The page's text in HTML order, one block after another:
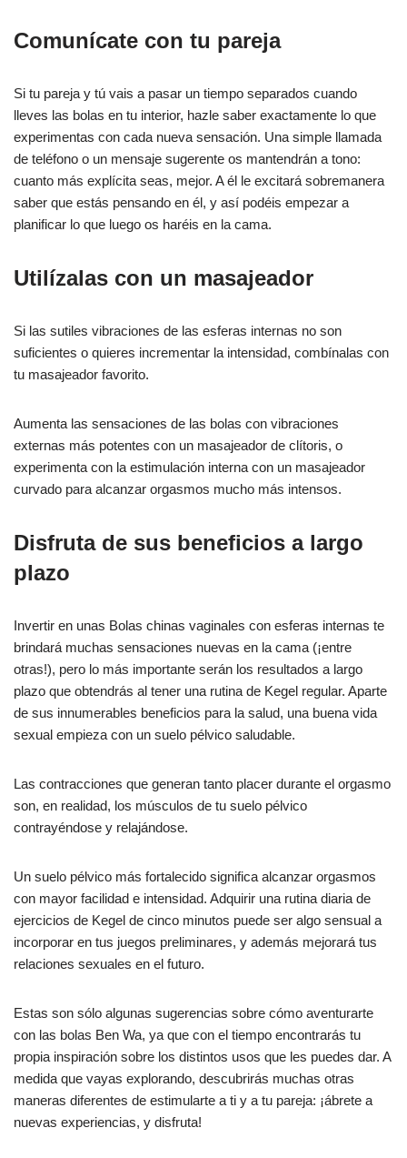
Comunícate con tu pareja
Si tu pareja y tú vais a pasar un tiempo separados cuando
lleves las bolas en tu interior, hazle saber exactamente lo que
experimentas con cada nueva sensación. Una simple llamada
de teléfono o un mensaje sugerente os mantendrán a tono:
cuanto más explícita seas, mejor. A él le excitará sobremanera
saber que estás pensando en él, y así podéis empezar a
planificar lo que luego os haréis en la cama.
Utilízalas con un masajeador
Si las sutiles vibraciones de las esferas internas no son
suficientes o quieres incrementar la intensidad, combínalas con
tu masajeador favorito.
Aumenta las sensaciones de las bolas con vibraciones
externas más potentes con un masajeador de clítoris, o
experimenta con la estimulación interna con un masajeador
curvado para alcanzar orgasmos mucho más intensos.
Disfruta de sus beneficios a largo
plazo
Invertir en unas Bolas chinas vaginales con esferas internas te
brindará muchas sensaciones nuevas en la cama (¡entre
otras!), pero lo más importante serán los resultados a largo
plazo que obtendrás al tener una rutina de Kegel regular. Aparte
de sus innumerables beneficios para la salud, una buena vida
sexual empieza con un suelo pélvico saludable.
Las contracciones que generan tanto placer durante el orgasmo
son, en realidad, los músculos de tu suelo pélvico
contrayéndose y relajándose.
Un suelo pélvico más fortalecido significa alcanzar orgasmos
con mayor facilidad e intensidad. Adquirir una rutina diaria de
ejercicios de Kegel de cinco minutos puede ser algo sensual a
incorporar en tus juegos preliminares, y además mejorará tus
relaciones sexuales en el futuro.
Estas son sólo algunas sugerencias sobre cómo aventurarte
con las bolas Ben Wa, ya que con el tiempo encontrarás tu
propia inspiración sobre los distintos usos que les puedes dar. A
medida que vayas explorando, descubrirás muchas otras
maneras diferentes de estimularte a ti y a tu pareja: ¡ábrete a
nuevas experiencias, y disfruta!